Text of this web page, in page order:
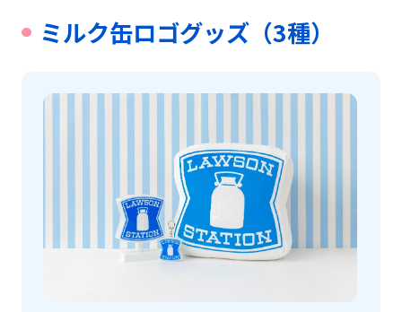
ミルク缶ロゴグッズ（3種）